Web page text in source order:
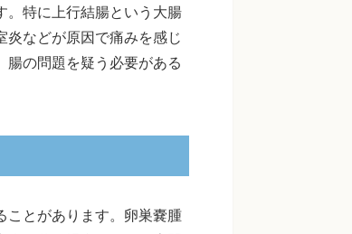
。特に上行結腸という大腸
などが原因で痛みを感じ
の問題を疑う必要がある
ことがあります。卵巣嚢腫